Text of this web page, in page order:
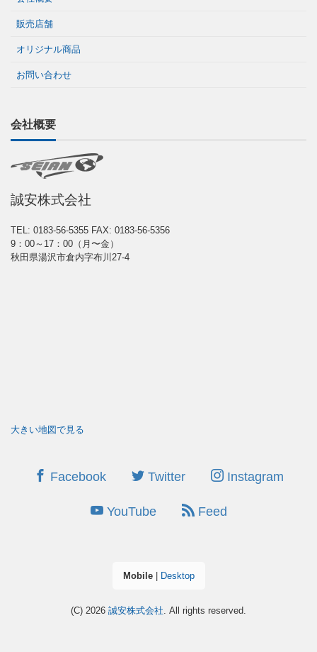
販売店舗
オリジナル商品
お問い合わせ
会社概要
誠安株式会社
TEL: 0183-56-5355 FAX: 0183-56-5356
9：00～17：00（月〜金）
秋田県湯沢市倉内字布川27-4
大きい地図で見る
Facebook Twitter Instagram
YouTube Feed
Mobile| Desktop
(C) 2026 誠安株式会社. All rights reserved.